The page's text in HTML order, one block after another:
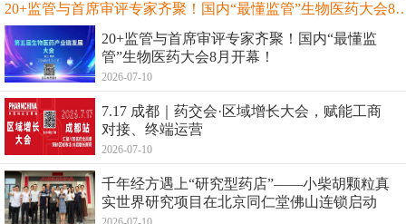
20+监管与首席审评专家齐聚！国内“最
20+监管与首席审评专家齐聚！国内“最懂监
管”生物医药大会8月开幕！
2026-07-10
7.17 成都｜药交会·区域增长大会，赋能工商
对接、终端运营
2026-07-10
千年经方遇上“研究型药店”——小柴胡颗粒真
实世界研究项目在北京同仁堂佛山连锁启动